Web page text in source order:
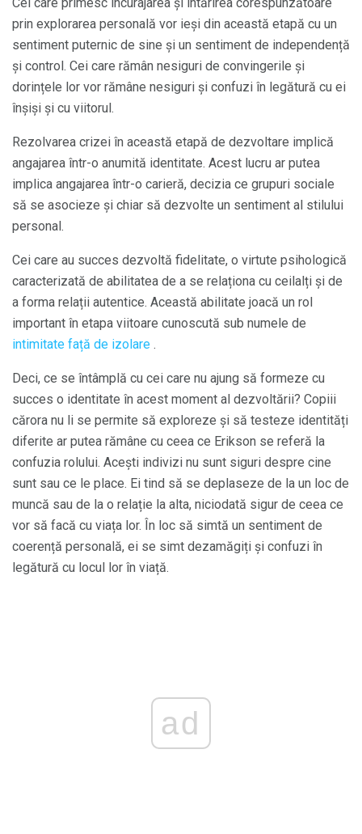
Cei care primesc încurajarea și întărirea corespunzătoare
prin explorarea personală vor ieși din această etapă cu un
sentiment puternic de sine și un sentiment de independență
și control. Cei care rămân nesiguri de convingerile și
dorințele lor vor rămâne nesiguri și confuzi în legătură cu ei
înșiși și cu viitorul.
Rezolvarea crizei în această etapă de dezvoltare implică
angajarea într-o anumită identitate. Acest lucru ar putea
implica angajarea într-o carieră, decizia ce grupuri sociale
să se asocieze și chiar să dezvolte un sentiment al stilului
personal.
Cei care au succes dezvoltă fidelitate, o virtute psihologică
caracterizată de abilitatea de a se relaționa cu ceilalți și de
a forma relații autentice. Această abilitate joacă un rol
important în etapa viitoare cunoscută sub numele de
intimitate față de izolare .
Deci, ce se întâmplă cu cei care nu ajung să formeze cu
succes o identitate în acest moment al dezvoltării? Copiii
cărora nu li se permite să exploreze și să testeze identități
diferite ar putea rămâne cu ceea ce Erikson se referă la
confuzia rolului. Acești indivizi nu sunt siguri despre cine
sunt sau ce le place. Ei tind să se deplaseze de la un loc de
muncă sau de la o relație la alta, niciodată sigur de ceea ce
vor să facă cu viața lor. În loc să simtă un sentiment de
coerență personală, ei se simt dezamăgiți și confuzi în
legătură cu locul lor în viață.
ad